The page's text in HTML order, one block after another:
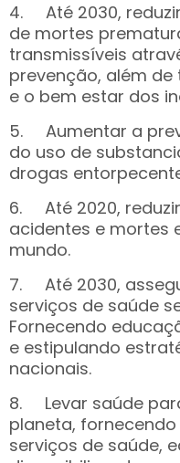
4. Até 2030,
de mortes
transmissíveis
prevenção, além
e o bem estar dos
5. Aumentar a
do uso de
drogas
6. Até 2020,
acidentes e mortes
mundo.
7. Até 2030,
serviços de saúde
Fornecendo
e estipulando
nacionais.
8. Levar saúde
planeta,
serviços de saúde,